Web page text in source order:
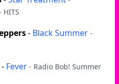
HITS
- Black Summer -
- Fever - Radio Bob! Summer